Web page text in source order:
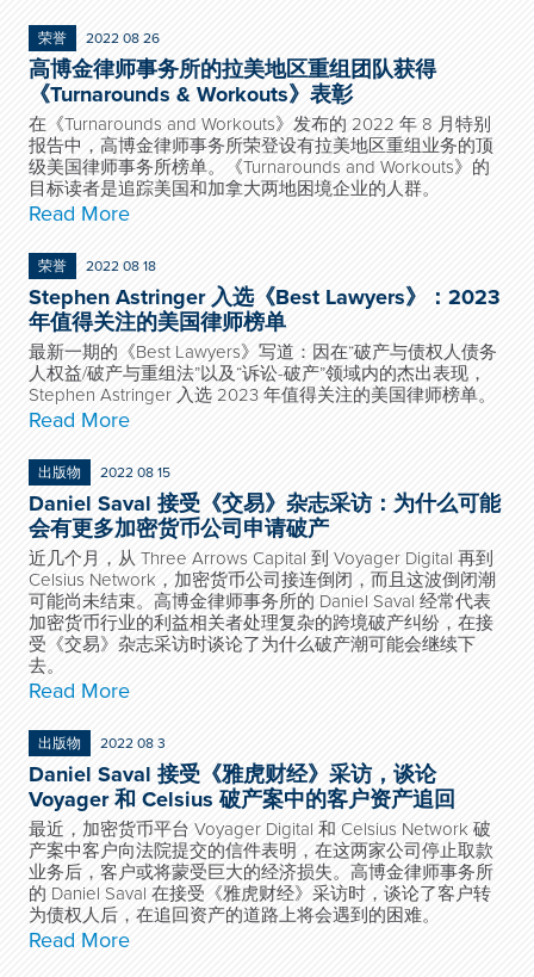
荣誉 2022 08 26
高博金律师事务所的拉美地区重组团队获得
《Turnarounds & Workouts》表彰
在《Turnarounds and Workouts》发布的 2022 年 8 月特别
报告中，高博金律师事务所荣登设有拉美地区重组业务的顶
级美国律师事务所榜单。《Turnarounds and Workouts》的
目标读者是追踪美国和加拿大两地困境企业的人群。
Read More
荣誉 2022 08 18
Stephen Astringer 入选《Best Lawyers》：2023
年值得关注的美国律师榜单
最新一期的《Best Lawyers》写道：因在“破产与债权人债务
人权益/破产与重组法”以及“诉讼-破产”领域内的杰出表现，
Stephen Astringer 入选 2023 年值得关注的美国律师榜单。
Read More
出版物 2022 08 15
Daniel Saval 接受《交易》杂志采访：为什么可能
会有更多加密货币公司申请破产
近几个月，从 Three Arrows Capital 到 Voyager Digital 再到
Celsius Network，加密货币公司接连倒闭，而且这波倒闭潮
可能尚未结束。高博金律师事务所的 Daniel Saval 经常代表
加密货币行业的利益相关者处理复杂的跨境破产纠纷，在接
受《交易》杂志采访时谈论了为什么破产潮可能会继续下
去。
Read More
出版物 2022 08 3
Daniel Saval 接受《雅虎财经》采访，谈论
Voyager 和 Celsius 破产案中的客户资产追回
最近，加密货币平台 Voyager Digital 和 Celsius Network 破
产案中客户向法院提交的信件表明，在这两家公司停止取款
业务后，客户或将蒙受巨大的经济损失。高博金律师事务所
的 Daniel Saval 在接受《雅虎财经》采访时，谈论了客户转
为债权人后，在追回资产的道路上将会遇到的困难。
Read More